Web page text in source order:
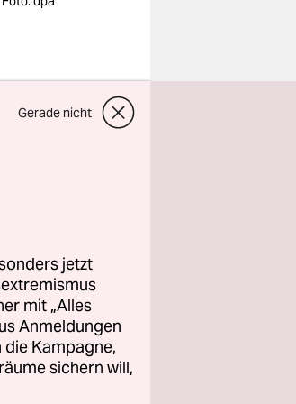
Gerade nicht
jetzt
mit „Alles
Anmeldungen
die Kampagne,
sichern will,